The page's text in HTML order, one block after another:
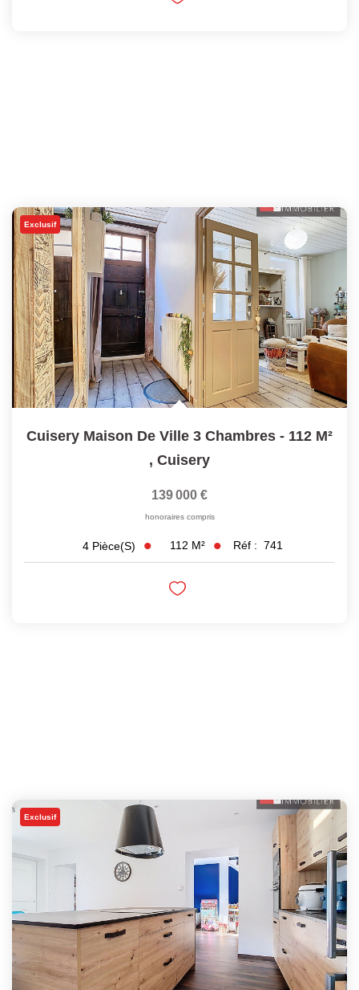
Exclusif
Cuisery Maison De Ville 3 Chambres - 112 M²
, Cuisery
139 000 €
honoraires compris
4 Pièce(s) 112 M² Réf : 741
Exclusif